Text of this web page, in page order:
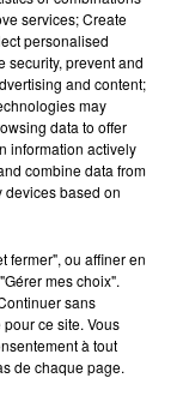
Minogue
services; Create
personalised
security, prevent and
and content;
may
data to offer
information actively
combine data from
devices based on
fermer", ou affiner en
mes choix".
sans
ce site. Vous
à tout
de chaque page.